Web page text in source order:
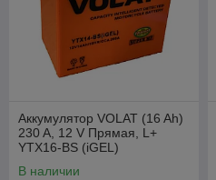
Аккумулятор VOLAT (16 Ah)
230 A, 12 V Прямая, L+
YTX16-BS (iGEL)
В наличии